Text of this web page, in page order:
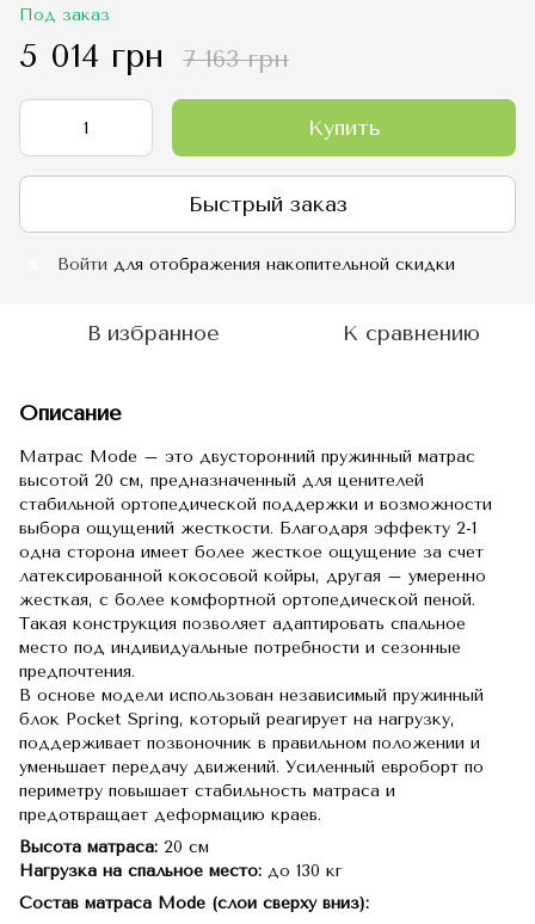
Под заказ
5 014 грн 7 163 грн
Купить
Быстрый заказ
Войти для отображения накопительной скидки
В избранное К сравнению
Описание
Матрас Mode – это двусторонний пружинный матрас
высотой 20 см, предназначенный для ценителей
стабильной ортопедической поддержки и возможности
выбора ощущений жесткости. Благодаря эффекту 2-1
одна сторона имеет более жесткое ощущение за счет
латексированной кокосовой койры, другая – умеренно
жесткая, с более комфортной ортопедической пеной.
Такая конструкция позволяет адаптировать спальное
место под индивидуальные потребности и сезонные
предпочтения.
В основе модели использован независимый пружинный
блок Pocket Spring, который реагирует на нагрузку,
поддерживает позвоночник в правильном положении и
уменьшает передачу движений. Усиленный евроборт по
периметру повышает стабильность матраса и
предотвращает деформацию краев.
Высота матраса: 20 см
Нагрузка на спальное место: до 130 кг
Состав матраса Mode (слои сверху вниз):